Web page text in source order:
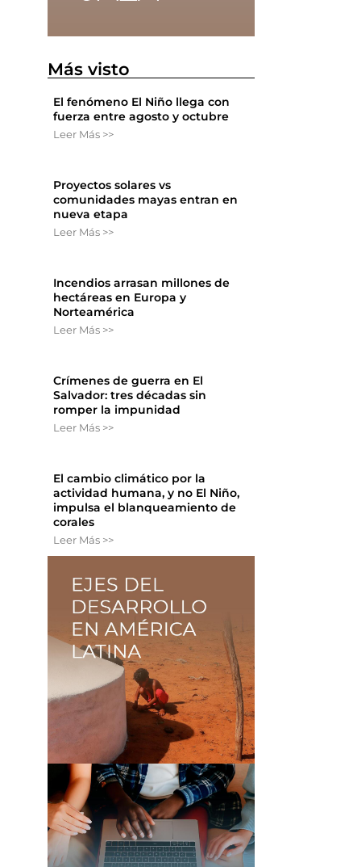
Más visto
El fenómeno El Niño llega con
fuerza entre agosto y octubre
Leer Más >>
Proyectos solares vs
comunidades mayas entran en
nueva etapa
Leer Más >>
Incendios arrasan millones de
hectáreas en Europa y
Norteamérica
Leer Más >>
Crímenes de guerra en El
Salvador: tres décadas sin
romper la impunidad
Leer Más >>
El cambio climático por la
actividad humana, y no El Niño,
impulsa el blanqueamiento de
corales
Leer Más >>